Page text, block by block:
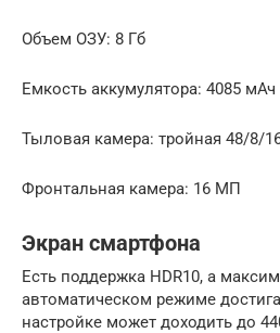
Объем ОЗУ: 8 Гб
Емкость аккумулятора: 4085 мАч
Тыловая камера: тройная 48/8/
Фронтальная камера: 16 МП
Экран смартфона
Есть поддержка HDR10, а
автоматическом режиме
настройке может доходить до